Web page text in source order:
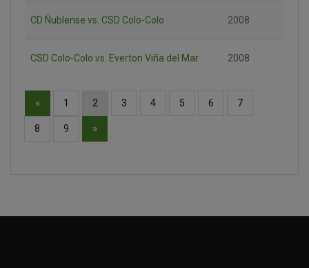
CD Ñublense vs. CSD Colo-Colo 2008
CSD Colo-Colo vs. Everton Viña del Mar 2008
« 1 2 3 4 5 6 7
8 9 »